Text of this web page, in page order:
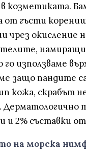
козметиката.
от гъсти
чрез окисление
го използваме
защо пандите
кожа, скрабът
и 2% съставки
на морска